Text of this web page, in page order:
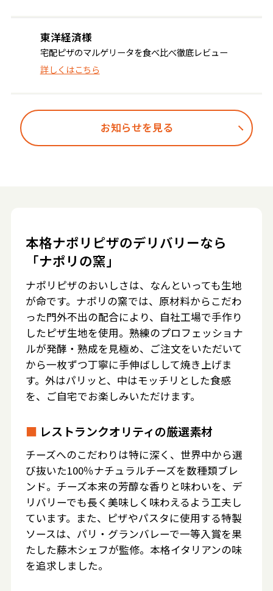
東洋経済様
宅配ピザのマルゲリータを食べ比べ徹底レビュー
詳しくはこちら
お知らせを見る
本格ナポリピザのデリバリーなら
「ナポリの窯」
ナポリピザのおいしさは、なんといっても生地
が命です。ナポリの窯では、原材料からこだわ
った門外不出の配合により、自社工場で手作り
したピザ生地を使用。熟練のプロフェッショナ
ルが発酵・熟成を見極め、ご注文をいただいて
から一枚ずつ丁寧に手伸ばしして焼き上げま
す。外はパリッと、中はモッチリとした食感
を、ご自宅でお楽しみいただけます。
■ レストランクオリティの厳選素材
チーズへのこだわりは特に深く、世界中から選
び抜いた100％ナチュラルチーズを数種類ブレ
ンド。チーズ本来の芳醇な香りと味わいを、デ
リバリーでも長く美味しく味わえるよう工夫し
ています。また、ピザやパスタに使用する特製
ソースは、パリ・グランバレーで一等入賞を果
たした藤木シェフが監修。本格イタリアンの味
を追求しました。